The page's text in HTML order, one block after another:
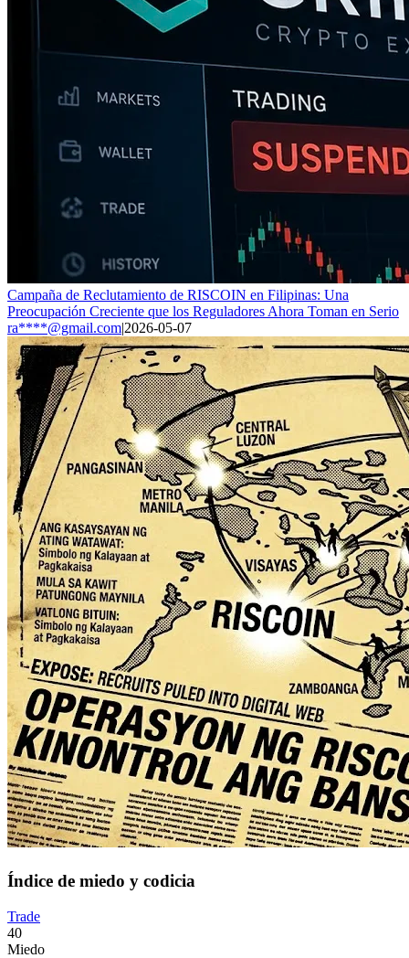
Campaña de Reclutamiento de RISCOIN en Filipinas: Una
Preocupación Creciente que los Reguladores Ahora Toman en Serio
ra****@gmail.com|2026-05-07
Índice de miedo y codicia
Trade
40
Miedo